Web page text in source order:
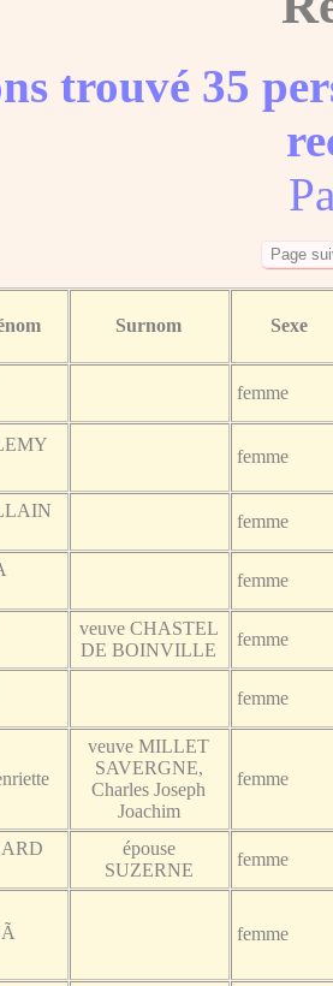
trouvé 35
Surnom Sexe
femme
femme
femme
femme
veuve CHASTEL
DE BOINVILLE
femme
femme
veuve MILLET
SAVERGNE,
Charles Joseph
Joachim
femme
épouse
SUZERNE
femme
femme